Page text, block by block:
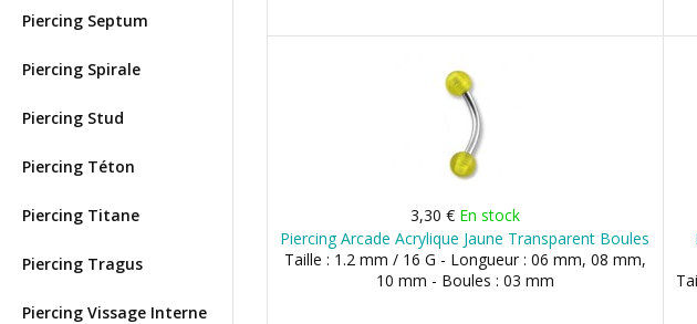
Piercing Septum
Piercing Spirale
Piercing Stud
Piercing Téton
Piercing Titane
Piercing Tragus
Piercing Vissage Interne
3,30 € En stock
Piercing Arcade Acrylique Jaune Transparent Boules
Taille : 1.2 mm / 16 G - Longueur : 06 mm, 08 mm,
10 mm - Boules : 03 mm